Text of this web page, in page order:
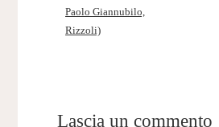
Paolo Giannubilo,
Rizzoli)
Lascia un commento